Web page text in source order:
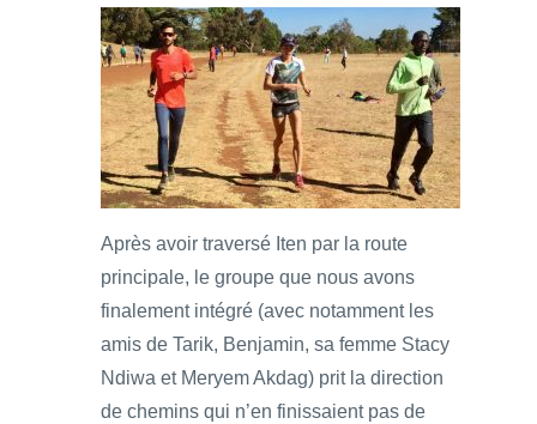
Après avoir traversé Iten par la route
principale, le groupe que nous avons
finalement intégré (avec notamment les
amis de Tarik, Benjamin, sa femme Stacy
Ndiwa et Meryem Akdag) prit la direction
de chemins qui n’en finissaient pas de